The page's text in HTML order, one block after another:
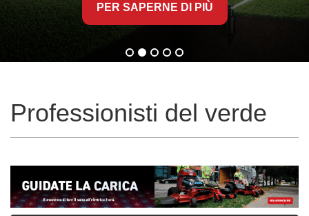
PER SAPERNE DI PIÙ
Professionisti del verde